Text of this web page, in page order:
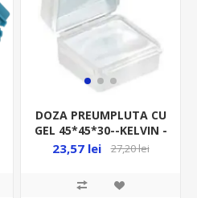
DOZA PREUMPLUTA CU
GEL 45*45*30--KELVIN -
LA BUCATA, 44-
23,57 lei 27,20 lei